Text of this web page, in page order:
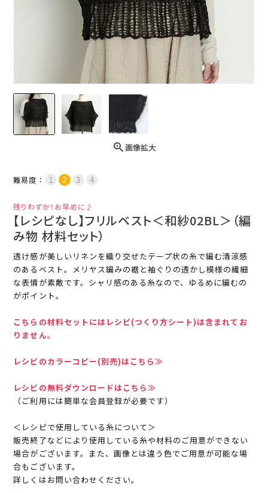
画像拡大
難易度：
残りわずか！お早めに♪
【レシピなし】フリルベスト＜和紗02BL＞（編
み物 材料セット）
透け感が美しいリネンを織り交ぜたテープ状の糸で編む清涼感
のあるベスト。メリヤス編みの裾と袖ぐりの透かし模様の繊細
な表情が素敵です。シャリ感のある糸なので、ゆるめに編むの
がポイント。
こちらの材料セットにはレシピ(つくり方シート)は含まれてお
りません。
レシピのカラーコピー(別売)はこちら≫
レシピの無料ダウンロードはこちら≫
（ご利用には簡単な会員登録が必要です）
＜レシピで使用している糸について＞
販売終了などにより使用している糸や材料のご用意ができない
場合がございます。また、画像とは違う色でご用意が可能な場
合もございます。
詳しくはお問い合わせください。